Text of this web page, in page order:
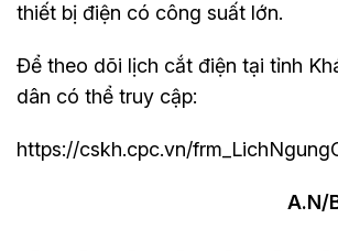
thiết bị điện có công suất lớn.
Để theo dõi lịch cắt điện tại tỉnh
dân có thể truy cập:
https://cskh.cpc.vn/
A.N/